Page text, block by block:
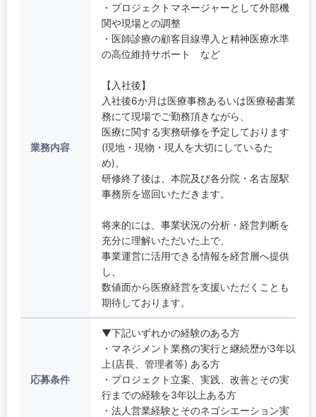
業務内容
・プロジェクトマネージャーとして外部機
関や現場との調整
・医師診療の顧客目線導入と精神医療水準
の高位維持サポート など
【入社後】
入社後6か月は医療事務あるいは医療秘書業
務にて現場でご勤務頂きながら、
医療に関する実務研修を予定しております
(現地・現物・現人を大切にしているた
め)。
研修終了後は、本院及び各分院・名古屋駅
事務所を巡回いただきます。
将来的には、事業状況の分析・経営判断を
充分に理解いただいた上で、
事業運営に活用できる情報を経営層へ提供
し、
数値面から医療経営を支援いただくことも
期待しております。
応募条件
▼下記いずれかの経験のある方
・マネジメント業務の実行と継続歴が3年以
上(店長、管理者等) ある方
・プロジェクト立案、実践、改善とその実
行までの経験を3年以上ある方
・法人営業経験とそのネゴシエーション実